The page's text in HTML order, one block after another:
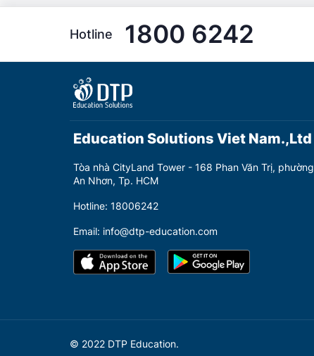
Hotline 1800 6242
Education Solutions Viet Nam.,Ltd
Tòa nhà CityLand Tower - 168 Phan Văn Trị, phường
An Nhơn, Tp. HCM
Hotline: 18006242
Email: info@dtp-education.com
© 2022 DTP Education.